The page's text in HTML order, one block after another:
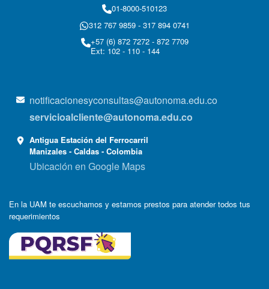
01-8000-510123
312 767 9859 - 317 894 0741
+57 (6) 872 7272 - 872 7709
Ext: 102 - 110 - 144
notificacionesyconsultas@autonoma.edu.co
servicioalcliente@autonoma.edu.co
Antigua Estación del Ferrocarril
Manizales - Caldas - Colombia
Ubicación en Google Maps
En la UAM te escuchamos y estamos prestos para atender todos tus
requerimientos